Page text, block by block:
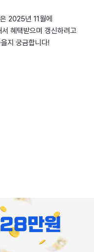
2025년 11월에
혜택받으며 갱신하려고
지 궁금합니다!